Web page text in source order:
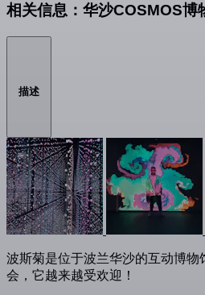
相关信息：华沙COSMOS博
描述
波斯菊是位于波兰华沙的互动博
会，它越来越受欢迎！